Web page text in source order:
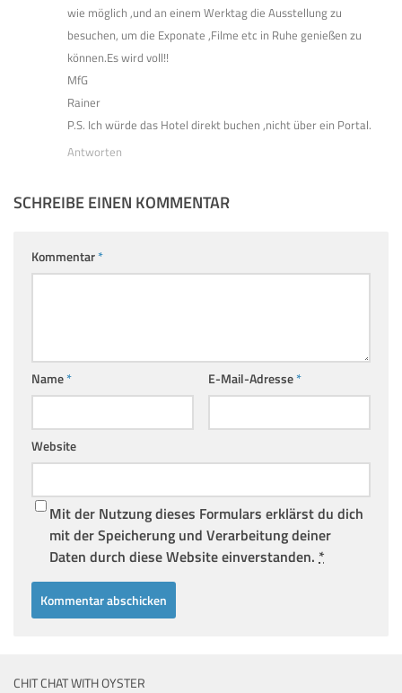
wie möglich ,und an einem Werktag die Ausstellung zu
besuchen, um die Exponate ,Filme etc in Ruhe genießen zu
können.Es wird voll!!
MfG
Rainer
P.S. Ich würde das Hotel direkt buchen ,nicht über ein Portal.
Antworten
SCHREIBE EINEN KOMMENTAR
Kommentar*
Name* E-Mail-Adresse*
Website
Mit der Nutzung dieses Formulars erklärst du dich
mit der Speicherung und Verarbeitung deiner
Daten durch diese Website einverstanden. *
CHIT CHAT WITH OYSTER